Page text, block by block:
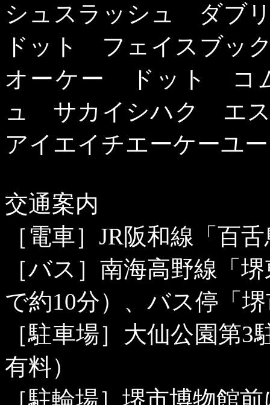
シュスラッシュ ダブ
ドット フェイスブッ
オーケー ドット コ
ュ サカイシハク エス
アイエイチエーケーユ
交通案内
［電車］ JR阪和線「百
［バス］南海高野線「
で約10分）、バス停「
［駐車場］大仙公園第3
有料）
［駐輪場］堺市博物館